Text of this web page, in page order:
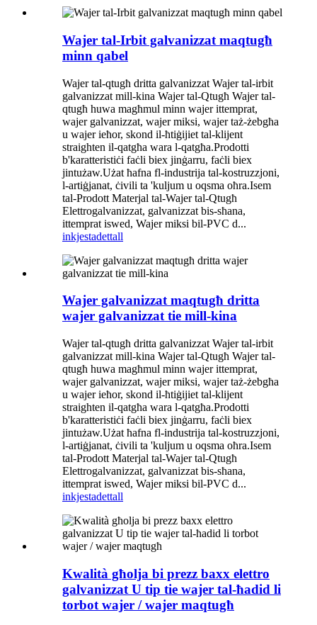
Wajer tal-Irbit galvanizzat maqtugħ
minn qabel
Wajer tal-qtugħ dritta galvanizzat Wajer tal-irbit
galvanizzat mill-kina Wajer tal-Qtugħ Wajer tal-
qtugħ huwa magħmul minn wajer ittemprat,
wajer galvanizzat, wajer miksi, wajer taż-żebgħa
u wajer ieħor, skond il-ħtiġijiet tal-klijent
straighten il-qatgħa wara l-qatgħa.Prodotti
b'karatteristiċi faċli biex jinġarru, faċli biex
jintużaw.Użat ħafna fl-industrija tal-kostruzzjoni,
l-artiġjanat, ċivili ta 'kuljum u oqsma oħra.Isem
tal-Prodott Materjal tal-Wajer tal-Qtugħ
Elettrogalvanizzat, galvanizzat bis-sħana,
ittemprat iswed, Wajer miksi bil-PVC d...
inkjestadettall
Wajer galvanizzat maqtugħ dritta
wajer galvanizzat tie mill-kina
Wajer tal-qtugħ dritta galvanizzat Wajer tal-irbit
galvanizzat mill-kina Wajer tal-Qtugħ Wajer tal-
qtugħ huwa magħmul minn wajer ittemprat,
wajer galvanizzat, wajer miksi, wajer taż-żebgħa
u wajer ieħor, skond il-ħtiġijiet tal-klijent
straighten il-qatgħa wara l-qatgħa.Prodotti
b'karatteristiċi faċli biex jinġarru, faċli biex
jintużaw.Użat ħafna fl-industrija tal-kostruzzjoni,
l-artiġjanat, ċivili ta 'kuljum u oqsma oħra.Isem
tal-Prodott Materjal tal-Wajer tal-Qtugħ
Elettrogalvanizzat, galvanizzat bis-sħana,
ittemprat iswed, Wajer miksi bil-PVC d...
inkjestadettall
Kwalità għolja bi prezz baxx elettro
galvanizzat U tip tie wajer tal-ħadid li
torbot wajer / wajer maqtugħ